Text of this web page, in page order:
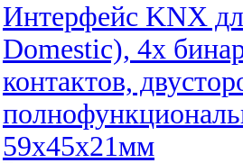
Интерфейс KNX
Domestic), 4x
контактов,
59х45х21мм